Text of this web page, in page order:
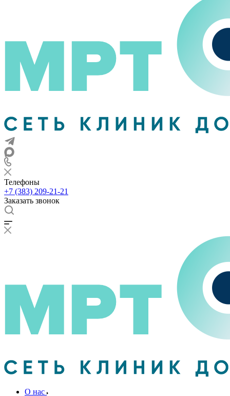
Телефоны
+7 (383) 209-21-21
Заказать звонок
О нас